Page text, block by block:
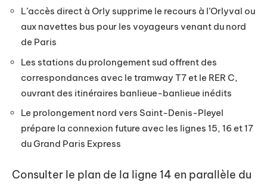
L’accès direct à Orly supprime le recours à l’Orlyval ou
aux navettes bus pour les voyageurs venant du nord
de Paris
Les stations du prolongement sud offrent des
correspondances avec le tramway T7 et le RER C,
ouvrant des itinéraires banlieue-banlieue inédits
Le prolongement nord vers Saint-Denis-Pleyel
prépare la connexion future avec les lignes 15, 16 et 17
du Grand Paris Express
Consulter le plan de la ligne 14 en parallèle du